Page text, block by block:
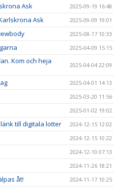
Ask 2025-09-19 16:48
Ask 2025-09-09 19:01
2025-08-17 10:33
2025-04-09 15:15
Kom och heja
2025-04-04 22:09
2025-04-01 14:13
2025-03-20 11:56
2025-01-02 19:02
till digitala lotter 2024-12-15 12:02
2024-12-15 10:22
2024-12-10 07:13
2024-11-26 18:21
åt! 2024-11-17 10:25